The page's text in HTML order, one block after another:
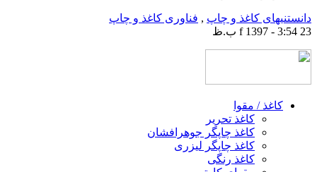
دانستنیهای کاغذ و چاپ , فناوری کاغذ و چاپ
23 f 1397 - 3:54 ب.ظ
کاغذ / مقوا
کاغذ تحریر
کاغذ چاپگر جوهرافشان
کاغذ چاپگر لیزری
کاغذ رنگی